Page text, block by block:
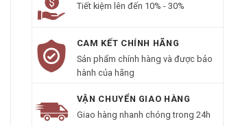
Tiết kiệm lên đến 10% - 30%
CAM KẾT CHÍNH HÃNG
Sản phẩm chính hàng và được bảo
hành của hãng
VẬN CHUYỂN GIAO HÀNG
Giao hàng nhanh chóng trong 24h